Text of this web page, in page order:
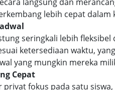
lebih cepat
seringkali lebih
ketersediaan waktu,
yang mungkin mereka
Cepat
privat fokus pada satu